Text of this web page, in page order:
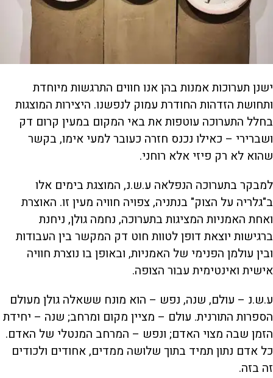
ישנן תערוכות אמנות בהן אנו חווים התרגשות מיוחדת
ותחושת הזדהות החודרת עמוק לנפשנו. היצירות המוצגות
בחלל התערוכה עוטפות את באי המקום במעין קרום דק
ושברירי – כאילו נכנס חזרה כעובר למעי אימו, בקשר
שהוא לא רק פיזי אלא רוחני.
למבקר בתערוכה הנפלאה ע.ש.נ, המוצגת בימים אלו
ב"גלריה על הצוק" בנתניה, צפויה חוויה מעין זו. האוצרת
ואחת האמניות המציגות בתערוכה, נחמה גולן, ניחנת
ברגישות יוצאת דופן לטוות חוט דק המקשר בין העבודות
ובין עולמן הפנימי של האמניות, ובאופן בו נוצרת חוויה
אישית ואינטימית עבור הצופה.
ע.ש.נ – עולם, שנה, נפש – הוא מונח ששאלה גולן מעולם
הספרות התורנית. עולם – מציין מקום ומרחב; שנה – יחידת
הזמן שבה מצוי האדם; ונפש – המרחב המנטלי של האדם.
כל אדם נתון תמיד בתוך שלושה ממדים, אחודים ולכודים
זה בזה.